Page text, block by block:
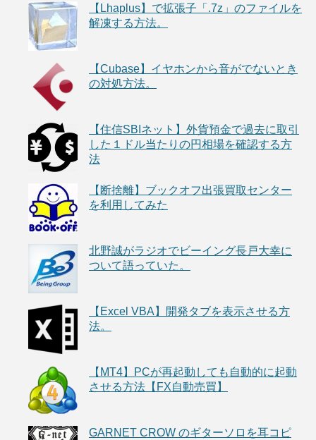
【Lhaplus】で拡張子「.7z」のファイルを
解凍する方法。
【Cubase】イヤホンから音がでないとき
の対処方法。
【住信SBIネット】外貨預金で過去に取引
した１ドル当たりの円相場を確認する方
法
【断捨離】ブックオフ出張買取センター
を利用してみた
北野誠がラジオでビーイング長戸大幸に
ついて語っていた。
【Excel VBA】開発タブを表示させる方
法。
【MT4】PCが再起動しても自動的に起動
させる方法【FX自動売買】
GARNET CROW のギターソロを耳コピ